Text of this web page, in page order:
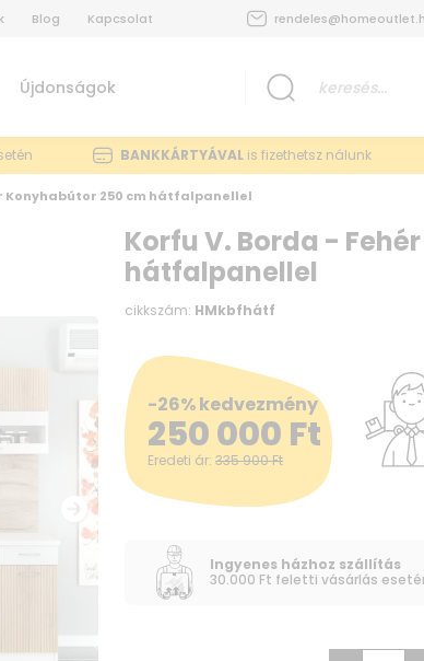
Blog Kapcsolat
Újdonságok
BANKKÁRTYÁVAL is fizethetsz nálunk
Konyhabútor 250 cm hátfalpanellel
Korfu V. Borda -
hátfalpanellel
cikkszám: HMkbfhátf
-26% kedvezmény
250 000 Ft
Eredeti ár: 335 900Ft
Ingyenes házhoz szállítás
30.000 Ft feletti vásárlás